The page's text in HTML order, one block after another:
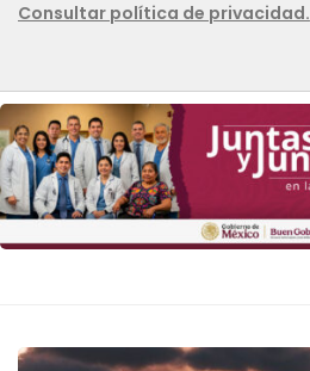
Consultar política de privacidad.